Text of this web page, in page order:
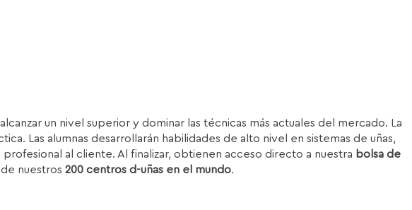
un nivel superior y dominar las técnicas más actuales del mercado. La
Las alumnas desarrollarán habilidades de alto nivel en sistemas de uñas,
al cliente. Al finalizar, obtienen acceso directo a nuestra bolsa de
de nuestros200 centros d-uñas en el mundo.